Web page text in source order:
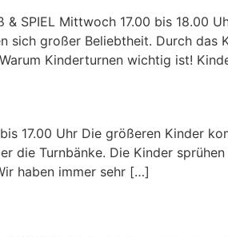
& SPIEL Mittwoch 17.00 bis
sich großer Beliebtheit. Durch das
Kinderturnen wichtig ist!
17.00 Uhr Die größeren Kinder
die Turnbänke. Die Kinder
haben immer sehr […]